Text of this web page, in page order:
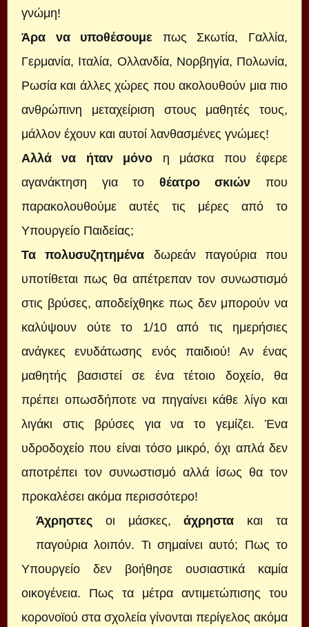
γνώμη!
Άρα να υποθέσουμε πως Σκωτία, Γαλλία,
Γερμανία, Ιταλία, Ολλανδία, Νορβηγία, Πολωνία,
Ρωσία και άλλες χώρες που ακολουθούν μια πιο
ανθρώπινη μεταχείριση στους μαθητές τους,
μάλλον έχουν και αυτοί λανθασμένες γνώμες!
Αλλά να ήταν μόνο η μάσκα που έφερε
αγανάκτηση για το θέατρο σκιών που
παρακολουθούμε αυτές τις μέρες από το
Υπουργείο Παιδείας;
Τα πολυσυζητημένα δωρεάν παγούρια που
υποτίθεται πως θα απέτρεπαν τον συνωστισμό
στις βρύσες, αποδείχθηκε πως δεν μπορούν να
καλύψουν ούτε το 1/10 από τις ημερήσιες
ανάγκες ενυδάτωσης ενός παιδιού! Αν ένας
μαθητής βασιστεί σε ένα τέτοιο δοχείο, θα
πρέπει οπωσδήποτε να πηγαίνει κάθε λίγο και
λιγάκι στις βρύσες για να το γεμίζει. Ένα
υδροδοχείο που είναι τόσο μικρό, όχι απλά δεν
αποτρέπει τον συνωστισμό αλλά ίσως θα τον
προκαλέσει ακόμα περισσότερο!
Άχρηστες οι μάσκες,άχρηστα και τα
παγούρια λοιπόν. Τι σημαίνει αυτό; Πως το
Υπουργείο δεν βοήθησε ουσιαστικά καμία
οικογένεια. Πως τα μέτρα αντιμετώπισης του
κορονοϊού στα σχολεία γίνονται περίγελος ακόμα